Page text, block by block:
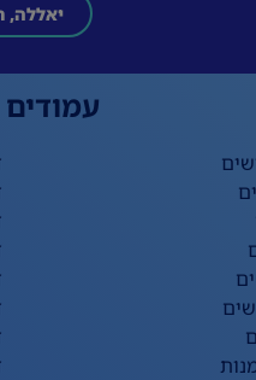
יאללה,
עמודים